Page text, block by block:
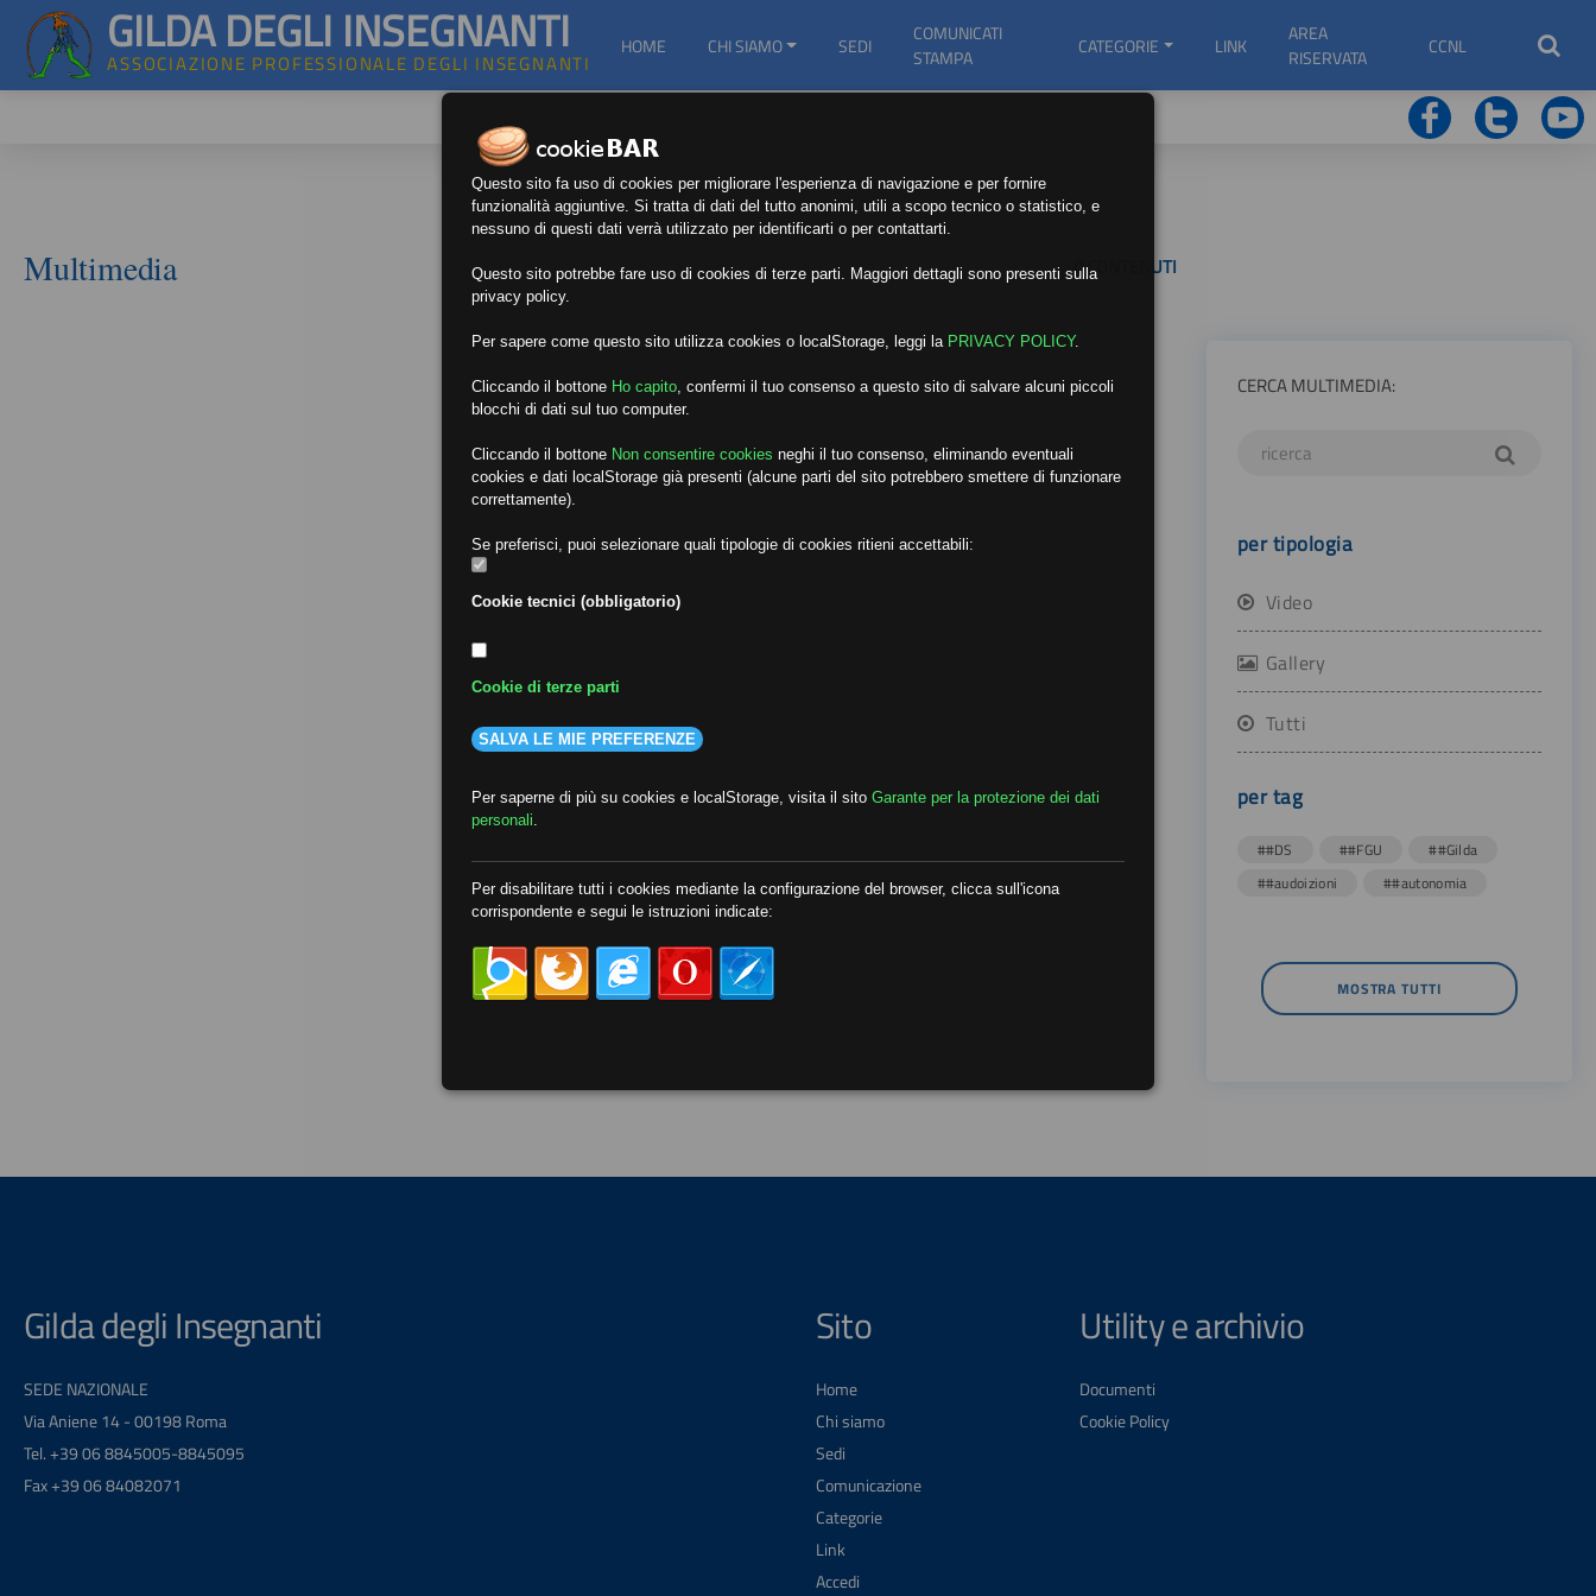
GILDA DEGLI INSEGNANTI
ASSOCIAZIONE PROFESSIONALE DEGLI INSEGNANTI
HOME CHI SIAMO SEDI
COMUNICATI
STAMPA
CATEGORIE LINK
AREA
RISERVATA
CCNL
Multimedia 0 CONTENUTI
CERCA MULTIMEDIA:
per tipologia
Video
Gallery
Tutti
per tag
##DS ##FGU
##Gilda
##audoizioni
##autonomia
MOSTRA TUTTI
Gilda degli Insegnanti
SEDE NAZIONALE
Via Aniene 14 - 00198 Roma
Tel. +39 06 8845005-8845095
Fax +39 06 84082071
Sito
Home
Chi siamo
Sedi
Comunicazione
Categorie
Link
Accedi
Utility e archivio
Documenti
Cookie Policy
Questo sito fa uso di cookies per migliorare l'esperienza di navigazione e per fornire
funzionalità aggiuntive. Si tratta di dati del tutto anonimi, utili a scopo tecnico o statistico, e
nessuno di questi dati verrà utilizzato per identificarti o per contattarti.
Questo sito potrebbe fare uso di cookies di terze parti. Maggiori dettagli sono presenti sulla
privacy policy.
Per sapere come questo sito utilizza cookies o localStorage, leggi la PRIVACY POLICY.
Cliccando il bottone Ho capito, confermi il tuo consenso a questo sito di salvare alcuni piccoli
blocchi di dati sul tuo computer.
Cliccando il bottone Non consentire cookies neghi il tuo consenso, eliminando eventuali
cookies e dati localStorage già presenti (alcune parti del sito potrebbero smettere di funzionare
correttamente).
Se preferisci, puoi selezionare quali tipologie di cookies ritieni accettabili:
Cookie tecnici (obbligatorio)
Cookie di terze parti
SALVA LE MIE PREFERENZE
Per saperne di più su cookies e localStorage, visita il sito Garante per la protezione dei dati
personali.
Per disabilitare tutti i cookies mediante la configurazione del browser, clicca sull'icona
corrispondente e segui le istruzioni indicate: